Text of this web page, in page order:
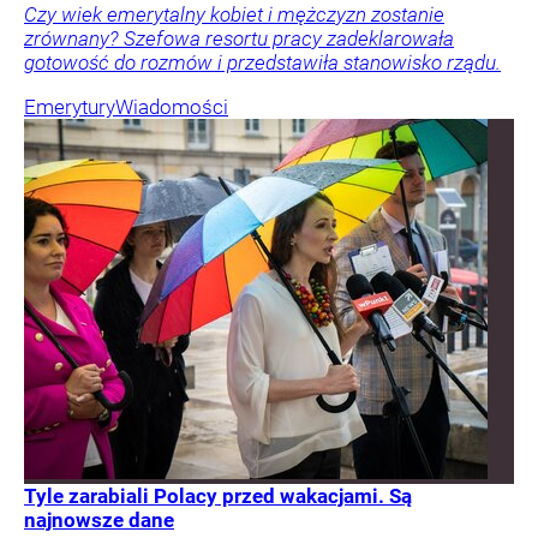
Czy wiek emerytalny kobiet i mężczyzn zostanie
zrównany? Szefowa resortu pracy zadeklarowała
gotowość do rozmów i przedstawiła stanowisko rządu.
EmeryturyWiadomości
Tyle zarabiali Polacy przed wakacjami. Są
najnowsze dane